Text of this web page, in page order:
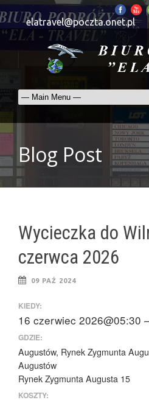
elatravel@poczta.onet.pl
Blog Post
Wycieczka do
czerwca 2026
09 PAŹ 2024
KIEDY:
16 czerwiec 2026@05:30
GDZIE:
Augustów, Rynek Zygmunta
Augustów
Rynek Zygmunta Augusta 15
KOSZTY: